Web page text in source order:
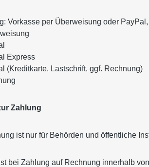
Vorkasse per Überweisung oder
Express
(Kreditkarte, Lastschrift, ggf. Rechnung)
Zahlung
ist nur für Behörden und öffentliche
bei Zahlung auf Rechnung innerhalb